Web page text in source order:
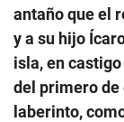
antaño que el
y a su hijo
isla, en
del primero de
laberinto,